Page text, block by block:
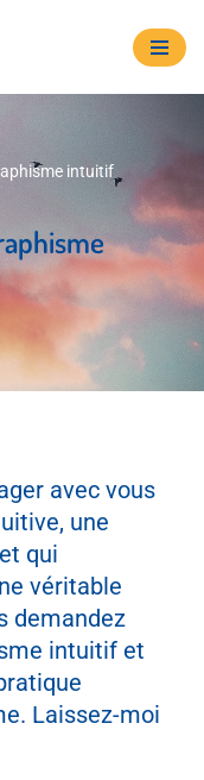
intuitif
avec vous
une
qui
véritable
demandez
intuitif et
Laissez-moi